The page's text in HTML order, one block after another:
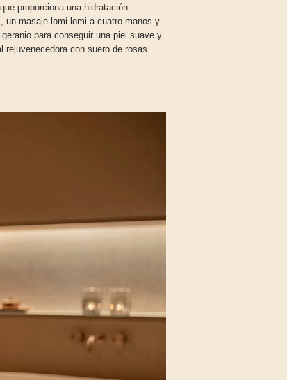
proporciona una hidratación
un masaje lomi lomi a cuatro manos y
para conseguir una piel suave y
rejuvenecedora con suero de rosas.